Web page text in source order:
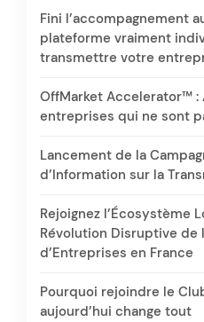
Fini l’accompagnement
plateforme vraiment
transmettre votre
OffMarket Accelerator™ :
entreprises qui ne sont
Lancement de la
d’Information sur la
Rejoignez l’Écosystème
Révolution Disruptive de
d’Entreprises en France
Pourquoi rejoindre le
aujourd’hui change tout